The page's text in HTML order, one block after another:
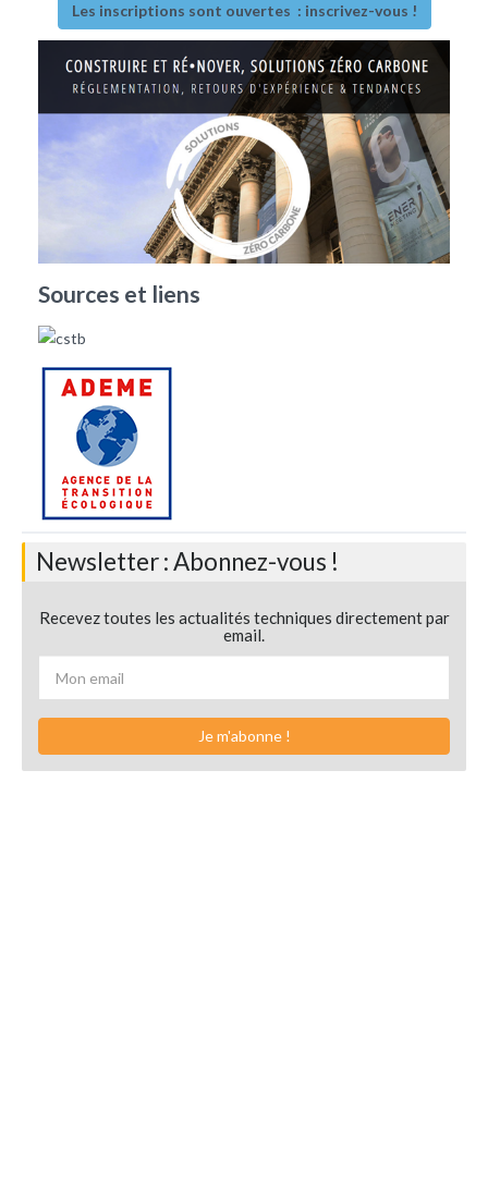
Les inscriptions sont ouvertes : inscrivez-vous !
Sources et liens
Newsletter : Abonnez-vous !
Recevez toutes les actualités techniques directement par
email.
Je m'abonne !